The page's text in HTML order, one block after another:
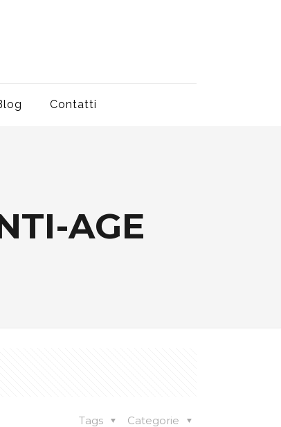
Contatti
AGE
Categorie
Tags